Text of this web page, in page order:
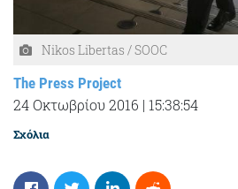
Nikos Libertas / SOOC
The Press Project
24 Οκτωβρίου 2016 | 15:38:54
Σχόλια